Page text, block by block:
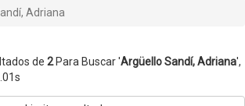
Adriana
de 2Para Buscar 'Argüello Sandí, Adriana',